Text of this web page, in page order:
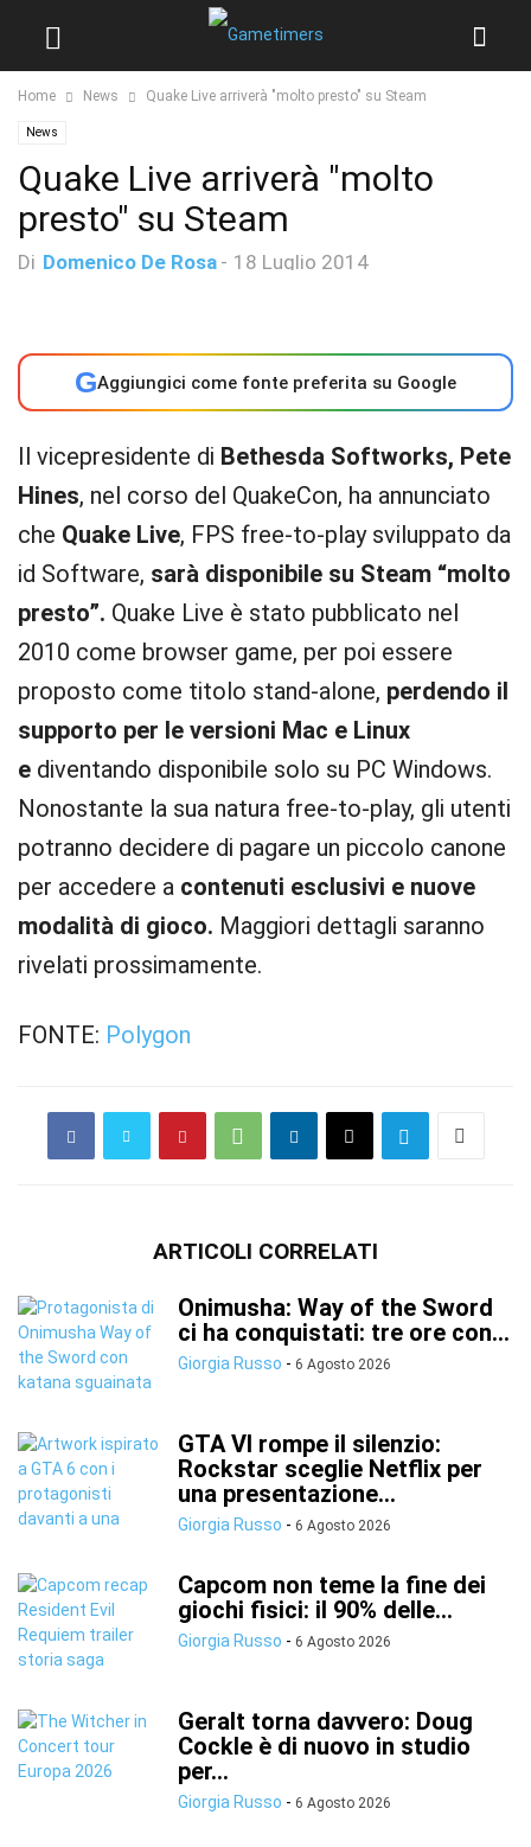
Home News Quake Live arriverà "molto presto" su Steam
News
Quake Live arriverà "molto
presto" su Steam
Di Domenico De Rosa - 18 Luglio 2014
GAggiungici come fonte preferita su Google
Il vicepresidente di Bethesda Softworks, Pete
Hines, nel corso del QuakeCon, ha annunciato
che Quake Live, FPS free-to-play sviluppato da
id Software, sarà disponibile su Steam “molto
presto”. Quake Live è stato pubblicato nel
2010 come browser game, per poi essere
proposto come titolo stand-alone, perdendo il
supporto per le versioni Mac e Linux
e diventando disponibile solo su PC Windows.
Nonostante la sua natura free-to-play, gli utenti
potranno decidere di pagare un piccolo canone
per accedere a contenuti esclusivi e nuove
modalità di gioco. Maggiori dettagli saranno
rivelati prossimamente.
FONTE: Polygon
ARTICOLI CORRELATI
Onimusha: Way of the Sword
ci ha conquistati: tre ore con...
Giorgia Russo - 6 Agosto 2026
GTA VI rompe il silenzio:
Rockstar sceglie Netflix per
una presentazione...
Giorgia Russo - 6 Agosto 2026
Capcom non teme la fine dei
giochi fisici: il 90% delle...
Giorgia Russo - 6 Agosto 2026
Geralt torna davvero: Doug
Cockle è di nuovo in studio
per...
Giorgia Russo - 6 Agosto 2026